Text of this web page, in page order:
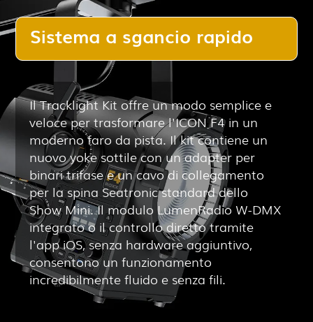
Sistema a sgancio rapido
Il Tracklight Kit offre un modo semplice e
veloce per trasformare l'ICON F4 in un
moderno faro da pista. Il kit contiene un
nuovo yoke sottile con un adapter per
binari trifase e un cavo di collegamento
per la spina Seatronic standard dello
Show Mini. Il modulo LumenRadio W-DMX
integrato o il controllo diretto tramite
l'app iOS, senza hardware aggiuntivo,
consentono un funzionamento
incredibilmente fluido e senza fili.